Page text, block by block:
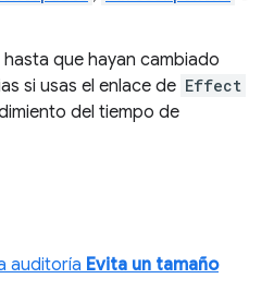
que hayan cambiado
si usas el enlace de Effect
del tiempo de
auditoría Evita un tamaño